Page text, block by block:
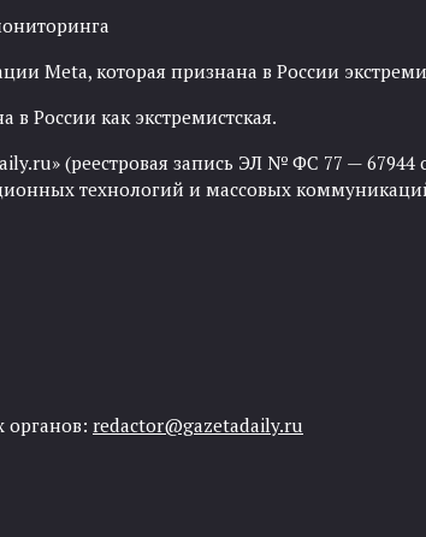
Meta, которая признана в России
в России как экстремистская.
(реестровая запись ЭЛ № ФС 77 — 67944
технологий и массовых
органов: redactor@gazetadaily.ru